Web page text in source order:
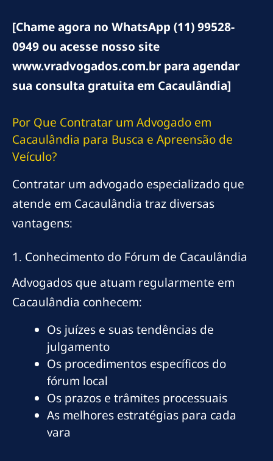
[Chame agora no WhatsApp (11) 99528-
0949 ou acesse nosso site
www.vradvogados.com.br para agendar
sua consulta gratuita em Cacaulândia]
Por Que Contratar um Advogado em
Cacaulândia para Busca e Apreensão de
Veículo?
Contratar um advogado especializado que
atende em Cacaulândia traz diversas
vantagens:
1. Conhecimento do Fórum de Cacaulândia
Advogados que atuam regularmente em
Cacaulândia conhecem:
Os juízes e suas tendências de
julgamento
Os procedimentos específicos do
fórum local
Os prazos e trâmites processuais
As melhores estratégias para cada
vara